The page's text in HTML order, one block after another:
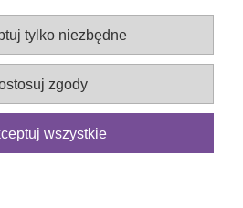
Moje konto
Serwis
O firmie
tylko niezbędne
zgody
wszystkie